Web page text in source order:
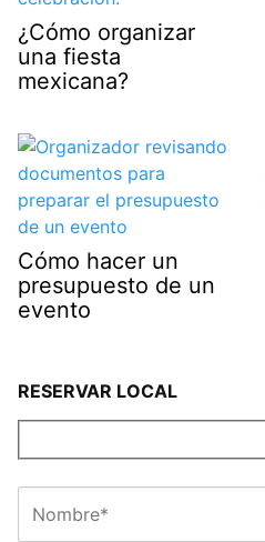
¿Cómo organizar
una fiesta
mexicana?
Cómo hacer un
presupuesto de un
evento
RESERVAR LOCAL